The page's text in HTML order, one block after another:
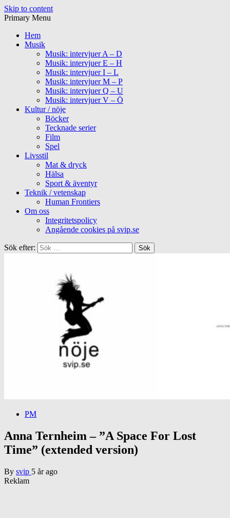
Skip to content
Primary Menu
Hem
Musik
Musik: intervjuer A – D
Musik: intervjuer E – H
Musik: intervjuer I – L
Musik: intervjuer M – P
Musik: intervjuer Q – U
Musik: intervjuer V – Ö
Kultur / nöje
Böcker
Tecknade serier
Film
Spel
Livsstil
Mat & dryck
Hälsa
Sport & äventyr
Teknik / vetenskap
Human Frontiers
Om oss
Integritetspolicy
Angående cookies på svip.se
Sök efter:
PM
Anna Ternheim – ”A Space For Lost
Time” (extended version)
By svip 5 år ago
Reklam